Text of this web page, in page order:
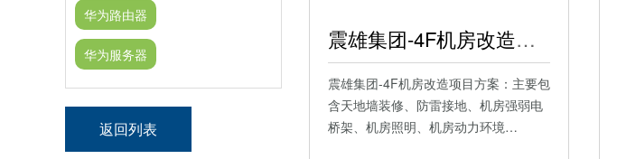
震雄集团-4F机房改造项目
震雄集团-4F机房改造项目方案：主要包
含天地墙装修、防雷接地、机房强弱电
桥架、机房照明、机房动力环境…
华为路由器
华为服务器
返回列表